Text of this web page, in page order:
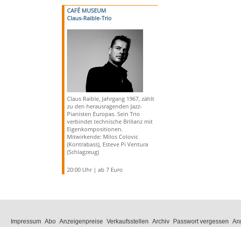
CAFÉ MUSEUM
Claus-Raible-Trio
Claus Raible, Jahrgang 1967, zählt
zu den herausragenden Jazz-
Pianisten Europas. Sein Trio
verbindet technische Brillanz mit
Eigenkompositionen.
Mitwirkende: Milos Colovic
(Kontrabass), Esteve Pi Ventura
(Schlagzeug)
20:00 Uhr | ab 7 Euro
Impressum Abo Anzeigenpreise Verkaufsstellen Archiv Passwort vergessen